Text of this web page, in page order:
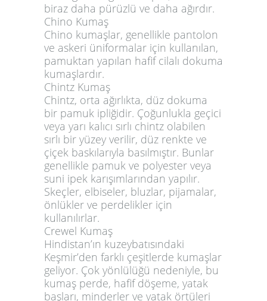
biraz daha pürüzlü ve daha ağırdır.
Chino Kumaş
Chino kumaşlar, genellikle pantolon
ve askeri üniformalar için kullanılan,
pamuktan yapılan hafif cilalı dokuma
kumaşlardır.
Chintz Kumaş
Chintz, orta ağırlıkta, düz dokuma
bir pamuk ipliğidir. Çoğunlukla geçici
veya yarı kalıcı sırlı chintz olabilen
sırlı bir yüzey verilir, düz renkte ve
çiçek baskılarıyla basılmıştır. Bunlar
genellikle pamuk ve polyester veya
suni ipek karışımlarından yapılır.
Skeçler, elbiseler, bluzlar, pijamalar,
önlükler ve perdelikler için
kullanılırlar.
Crewel Kumaş
Hindistan’ın kuzeybatısındaki
Keşmir’den farklı çeşitlerde kumaşlar
geliyor. Çok yönlülüğü nedeniyle, bu
kumaş perde, hafif döşeme, yatak
başları, minderler ve yatak örtüleri